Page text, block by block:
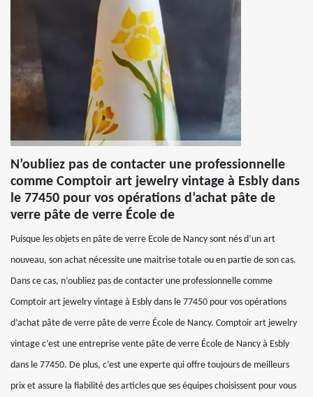
N’oubliez pas de contacter une professionnelle
comme Comptoir art jewelry vintage à Esbly dans
le 77450 pour vos opérations d’achat pâte de
verre pâte de verre École de
Puisque les objets en pâte de verre Ecole de Nancy sont nés d’un art
nouveau, son achat nécessite une maitrise totale ou en partie de son cas.
Dans ce cas, n’oubliez pas de contacter une professionnelle comme
Comptoir art jewelry vintage à Esbly dans le 77450 pour vos opérations
d’achat pâte de verre pâte de verre École de Nancy. Comptoir art jewelry
vintage c’est une entreprise vente pâte de verre École de Nancy à Esbly
dans le 77450. De plus, c’est une experte qui offre toujours de meilleurs
prix et assure la fiabilité des articles que ses équipes choisissent pour vous